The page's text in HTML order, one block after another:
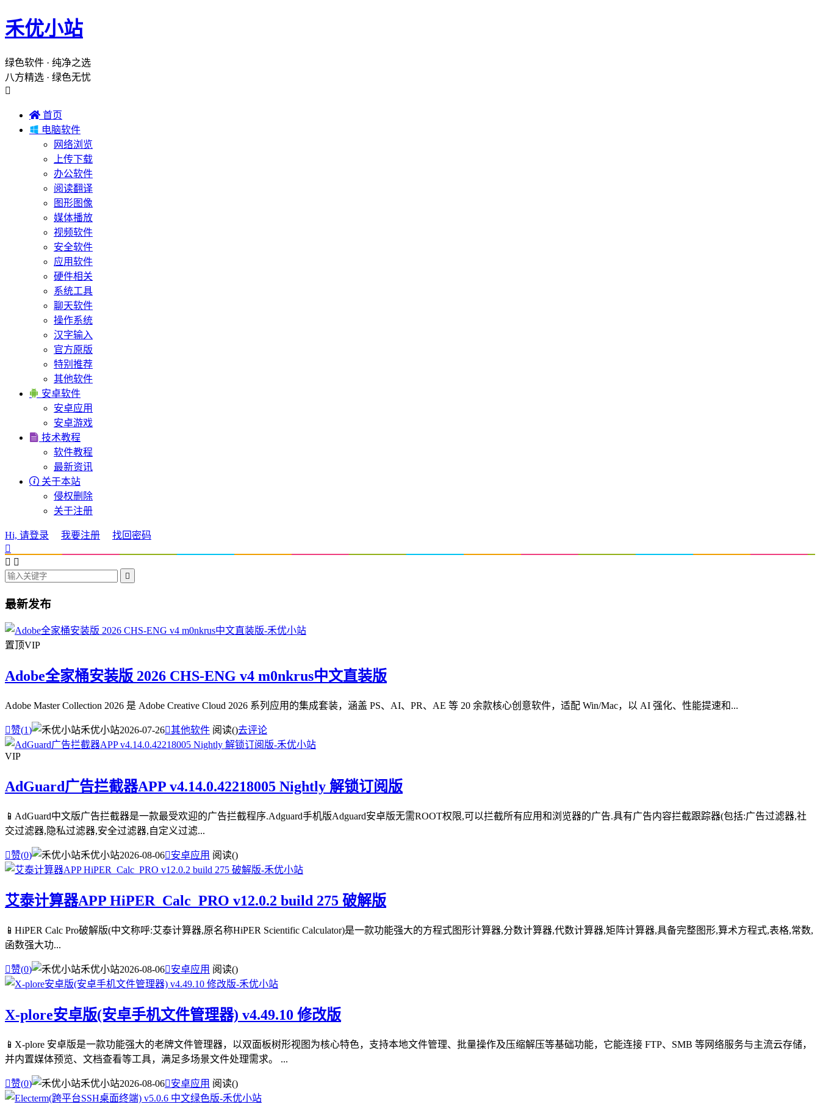
禾优小站
绿色软件 · 纯净之选
八方精选 · 绿色无忧

 首页
 电脑软件
网络浏览
上传下载
办公软件
阅读翻译
图形图像
媒体播放
视频软件
安全软件
应用软件
硬件相关
系统工具
聊天软件
操作系统
汉字输入
官方原版
特别推荐
其他软件
 安卓软件
安卓应用
安卓游戏
 技术教程
软件教程
最新资讯
 关于本站
侵权删除
关于注册
Hi, 请登录 我要注册
找回密码

 

最新发布
置顶VIP
Adobe全家桶安装版 2026 CHS-ENG v4 m0nkrus中文直装版
Adobe Master Collection 2026 是 Adobe Creative Cloud 2026 系列应用的集成套装，涵盖 PS、AI、PR、AE 等 20 余款核心创意软件，适配 Win/Mac，以 AI 强化、性能提速和...
赞(1) 禾优小站2026-07-26其他软件 阅读()去评论
VIP
AdGuard广告拦截器APP v4.14.0.42218005 Nightly 解锁订阅版
📱AdGuard中文版广告拦截器是一款最受欢迎的广告拦截程序.Adguard手机版Adguard安卓版无需ROOT权限,可以拦截所有应用和浏览器的广告.具有广告内容拦截跟踪器(包括:广告过滤器,社
交过滤器,隐私过滤器,安全过滤器,自定义过滤...
赞(0) 禾优小站2026-08-06安卓应用 阅读()
艾泰计算器APP HiPER_Calc_PRO v12.0.2 build 275 破解版
📱HiPER Calc Pro破解版(中文称呼:艾泰计算器,原名称HiPER Scientific Calculator)是一款功能强大的方程式图形计算器,分数计算器,代数计算器,矩阵计算器,具备完整图形,算术方程式,表格,常数,
函数强大功...
赞(0) 禾优小站2026-08-06安卓应用 阅读()
X-plore安卓版(安卓手机文件管理器) v4.49.10 修改版
📱X-plore 安卓版是一款功能强大的老牌文件管理器，以双面板树形视图为核心特色，支持本地文件管理、批量操作及压缩解压等基础功能，它能连接 FTP、SMB 等网络服务与主流云存储，
并内置媒体预览、文档查看等工具，满足多场景文件处理需求。 ...
赞(0) 禾优小站2026-08-06安卓应用 阅读()